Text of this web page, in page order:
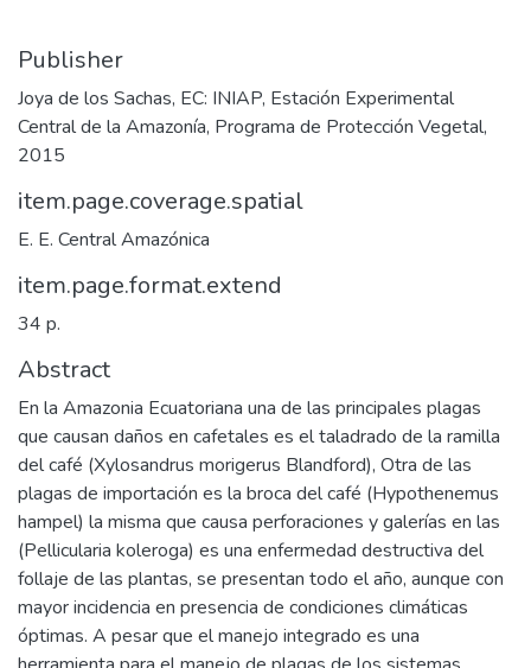
Publisher
Joya de los Sachas, EC: INIAP, Estación Experimental
Central de la Amazonía, Programa de Protección Vegetal,
2015
item.page.coverage.spatial
E. E. Central Amazónica
item.page.format.extend
34 p.
Abstract
En la Amazonia Ecuatoriana una de las principales plagas
que causan daños en cafetales es el taladrado de la ramilla
del café (Xylosandrus morigerus Blandford), Otra de las
plagas de importación es la broca del café (Hypothenemus
hampel) la misma que causa perforaciones y galerías en las
(Pellicularia koleroga) es una enfermedad destructiva del
follaje de las plantas, se presentan todo el año, aunque con
mayor incidencia en presencia de condiciones climáticas
óptimas. A pesar que el manejo integrado es una